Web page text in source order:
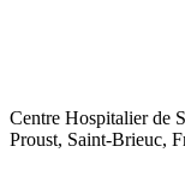
Centre Hospitalier de
Proust, Saint-Brieuc,